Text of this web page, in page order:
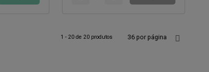
36 por página
1 - 20 de 20 produtos